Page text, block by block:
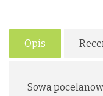
Opis
Sowa